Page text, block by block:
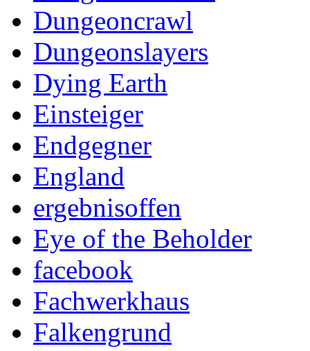
Dungeoncrawl
Dungeonslayers
Dying Earth
Einsteiger
Endgegner
England
ergebnisoffen
Eye of the Beholder
facebook
Fachwerkhaus
Falkengrund